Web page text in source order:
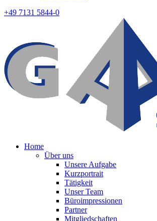
+49 7131 5844-0
Home
Über uns
Unsere Aufgabe
Kurzportrait
Tätigkeit
Unser Team
Büroimpressionen
Partner
Mitgliedschaften